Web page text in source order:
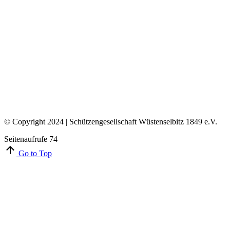
© Copyright 2024 | Schützengesellschaft Wüstenselbitz 1849 e.V.
Seitenaufrufe 74
Go to Top